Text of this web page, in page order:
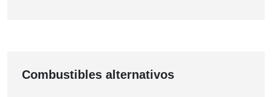
Combustibles alternativos